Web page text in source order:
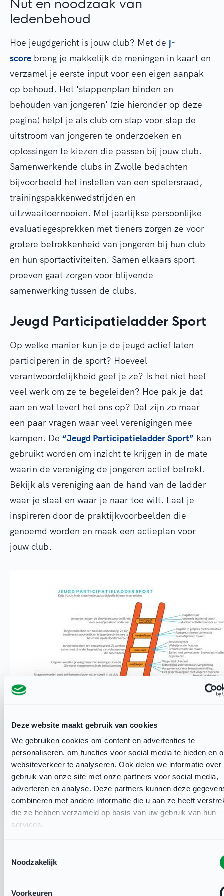
Deze website maakt gebruik van cookies
We gebruiken cookies om content en advertenties te
personaliseren, om functies voor social media te bieden en
websiteverkeer te analyseren. Ook delen we informatie over
gebruik van onze site met onze partners voor social media,
adverteren en analyse. Deze partners kunnen deze
combineren met andere informatie die u aan ze heeft
die ze hebben verzameld op basis van uw gebruik van hun
services.
Noodzakelijk
Voorkeuren
Nut en noodzaak van
ledenbehoud
Hoe jeugdgericht is jouw club? Met de j-
score breng je makkelijk de meningen in kaart en
verzamel je eerste input voor een eigen aanpak
op behoud. Het 'stappenplan binden en
behouden van jongeren' (zie hieronder op deze
pagina) helpt je als club om stap voor stap de
uitstroom van jongeren te onderzoeken en
oplossingen te kiezen die passen bij jouw club.
Samenwerkende clubs in Zwolle bedachten
bijvoorbeeld het instellen van een spelersraad,
trainingspakkenwedstrijden en
uitzwaaitoernooien. Met jaarlijkse persoonlijke
evaluatiegesprekken met tieners zorgen ze voor
grotere betrokkenheid van jongeren bij hun club
en hun sportactiviteiten. Samen elkaars sport
proeven gaat zorgen voor blijvende
samenwerking tussen de clubs.
Jeugd Participatieladder Sport
Op welke manier kun je de jeugd actief laten
participeren in de sport? Hoeveel
verantwoordelijkheid geef je ze? Is het niet heel
veel werk om ze te begeleiden? Hoe pak je dat
aan en wat levert het ons op? Dat zijn zo maar
een paar vragen waar veel verenigingen mee
kampen. De “Jeugd Participatieladder Sport” kan
gebruikt worden om inzicht te krijgen in de mate
waarin de vereniging de jongeren actief betrekt.
Bekijk als vereniging aan de hand van de ladder
waar je staat en waar je naar toe wilt. Laat je
inspireren door de praktijkvoorbeelden die
genoemd worden en maak een actieplan voor
jouw club.
Sociale omgeving belangrijk
Jongeren zijn erg beïnvloedbaar door hun sociale
omgeving. Ouders, trainers/coaches,
medesporters en vrienden hebben elk op hun